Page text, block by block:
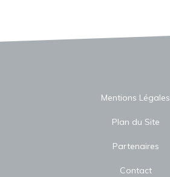
Mentions Légales
Plan du Site
Partenaires
Contact